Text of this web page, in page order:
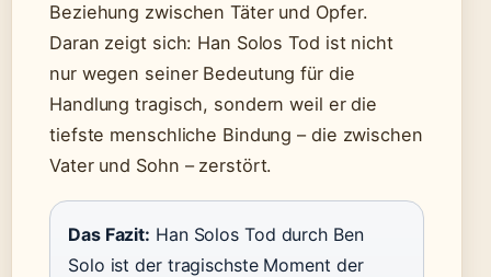
Beziehung zwischen Täter und Opfer.
Daran zeigt sich: Han Solos Tod ist nicht
nur wegen seiner Bedeutung für die
Handlung tragisch, sondern weil er die
tiefste menschliche Bindung – die zwischen
Vater und Sohn – zerstört.
Das Fazit: Han Solos Tod durch Ben
Solo ist der tragischste Moment der